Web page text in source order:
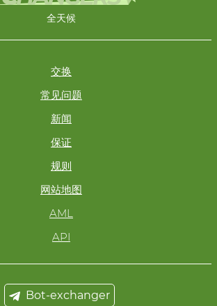
全天候
交换
常见问题
新闻
保证
规则
网站地图
AML
API
Bot-exchanger